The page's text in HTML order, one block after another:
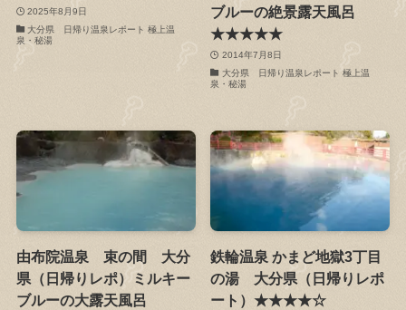
2025年8月9日
大分県 日帰り温泉レポート 極上温
泉・秘湯
ブルーの絶景露天風呂
★★★★★
2014年7月8日
大分県 日帰り温泉レポート 極上温
泉・秘湯
由布院温泉 束の間 大分
県（日帰りレポ）ミルキー
ブルーの大露天風呂
鉄輪温泉 かまど地獄3丁目
の湯 大分県（日帰りレポ
ート）★★★★☆